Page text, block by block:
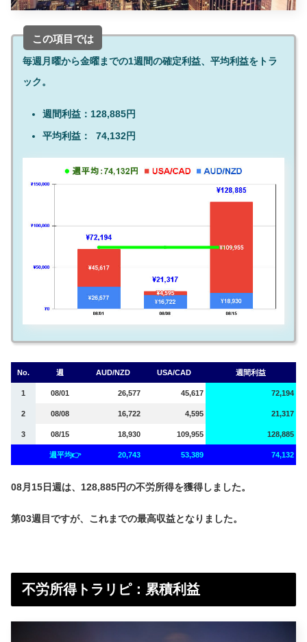
この項目では
毎週月曜から金曜までの1週間の確定利益、平均利益をトラ
ック。
週間利益：128,885円
平均利益： 74,132円
No. 週 AUD/NZD USA/CAD 週間利益
1 08/01 26,577 45,617 72,194
2 08/08 16,722 4,595 21,317
3 08/15 18,930 109,955 128,885
週平均👉 20,743 53,389 74,132
08月15日週は、128,885円の不労所得を獲得しました。
第03週目ですが、これまでの最高収益となりました。
不労所得トラリピ：累積利益